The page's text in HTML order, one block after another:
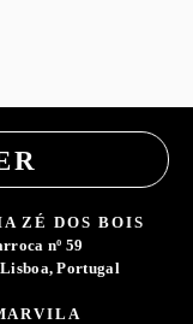
ZÉ DOS BOIS
nº 59
Portugal